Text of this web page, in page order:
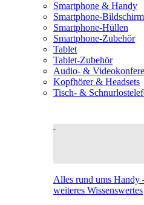
Smartphone & Handy
Smartphone-
Smartphone-Hüllen
Smartphone-Zubehör
Tablet
Tablet-Zubehör
Audio- &
Kopfhörer & Headsets
Tisch- &
Alles rund ums Handy
weiteres Wissenswertes